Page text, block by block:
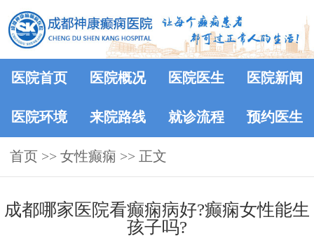
医院首页 医院概况 医院医生 医院新闻
医院环境 来院路线 就诊流程 预约医生
首页 >> 女性癫痫 >> 正文
成都哪家医院看癫痫病好?癫痫女性能生
孩子吗?